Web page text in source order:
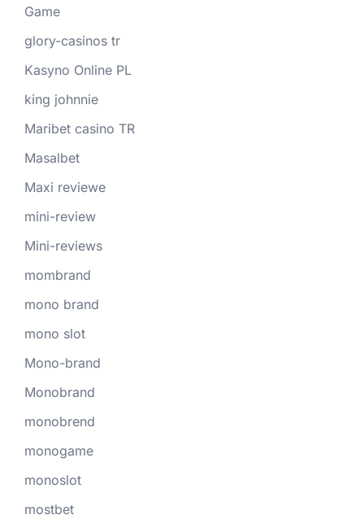
Game
glory-casinos tr
Kasyno Online PL
king johnnie
Maribet casino TR
Masalbet
Maxi reviewe
mini-review
Mini-reviews
mombrand
mono brand
mono slot
Mono-brand
Monobrand
monobrend
monogame
monoslot
mostbet